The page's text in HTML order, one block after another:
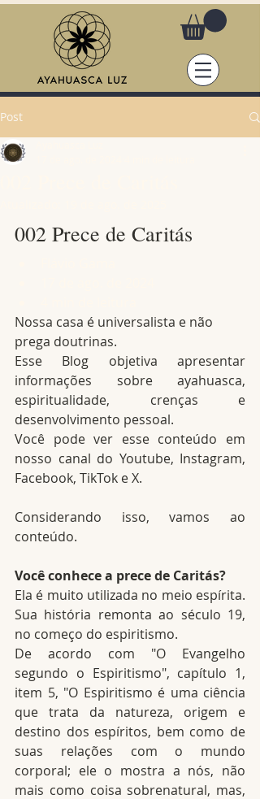
Post
002 Prece de Caritás
Nossa casa é universalista e não
prega doutrinas.
Esse Blog objetiva apresentar
informações sobre ayahuasca,
espiritualidade, crenças e
desenvolvimento pessoal.
Você pode ver esse conteúdo em
nosso canal do Youtube, Instagram,
Facebook, TikTok e X.
Considerando isso, vamos ao
conteúdo.
Você conhece a prece de Caritás?
Ela é muito utilizada no meio espírita.
Sua história remonta ao século 19,
no começo do espiritismo.
De acordo com "O Evangelho
segundo o Espiritismo", capítulo 1,
item 5, "O Espiritismo é uma ciência
que trata da natureza, origem e
destino dos espíritos, bem como de
suas relações com o mundo
corporal; ele o mostra a nós, não
mais como coisa sobrenatural, mas,